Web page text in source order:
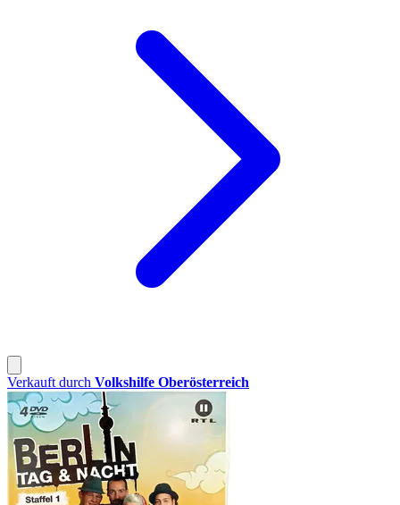
Verkauft durch Volkshilfe Oberösterreich